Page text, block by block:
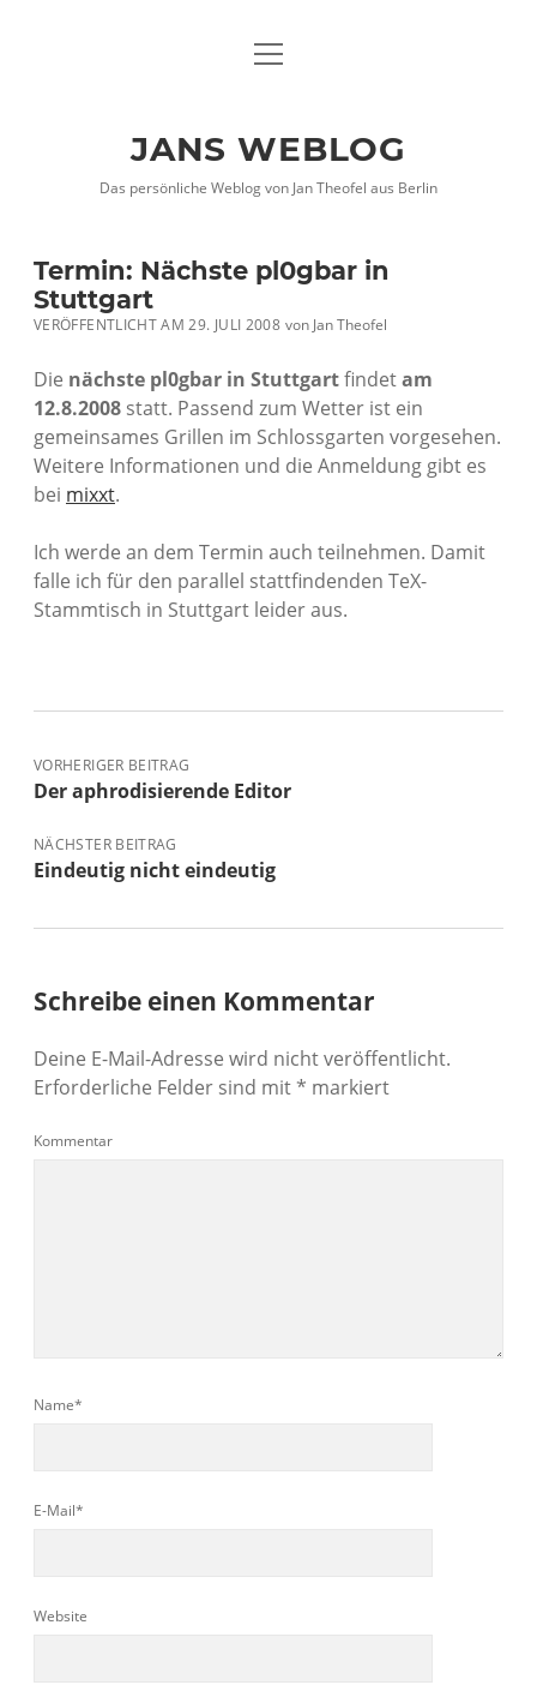
DATENSCHUTZHINWEISE
twitterfacebook
xing
Menü
JANS WEBLOG
Das persönliche Weblog von Jan Theofel aus Berlin
Termin: Nächste pl0gbar in
Stuttgart
VERÖFFENTLICHT AM 29. JULI 2008 vonJan Theofel
Die nächste pl0gbar in Stuttgartfindetam
12.8.2008 statt. Passend zum Wetter ist ein
gemeinsames Grillen im Schlossgarten vorgesehen.
Weitere Informationen und die Anmeldung gibt es
bei mixxt.
Ich werde an dem Termin auch teilnehmen. Damit
falle ich für den parallel stattfindenden TeX-
Stammtisch in Stuttgart leider aus.
VORHERIGER BEITRAG
Der aphrodisierende Editor
NÄCHSTER BEITRAG
Eindeutig nicht eindeutig
Schreibe einen Kommentar
Deine E-Mail-Adresse wird nicht veröffentlicht.
Erforderliche Felder sind mit* markiert
Kommentar
Name*
E-Mail*
Website